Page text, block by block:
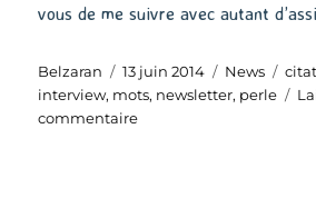
vous de me suivre avec autant
Auteur
Belzaran
Publié
le
13 juin 2014 Catégories
News
interview, mots, newsletter, perle
commentairesur